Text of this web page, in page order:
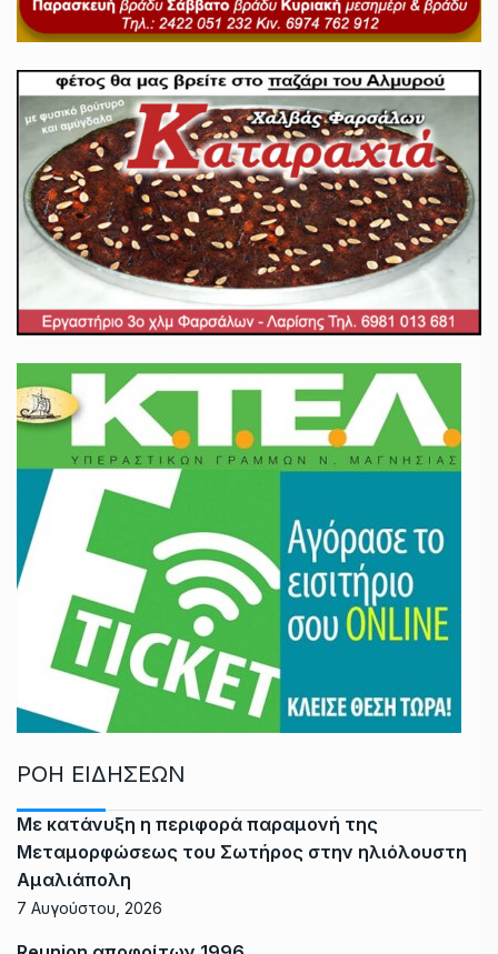
ΡΟΗ ΕΙΔΗΣΕΩΝ
Με κατάνυξη η περιφορά παραμονή της
Μεταμορφώσεως του Σωτήρος στην ηλιόλουστη
Αμαλιάπολη
7 Αυγούστου, 2026